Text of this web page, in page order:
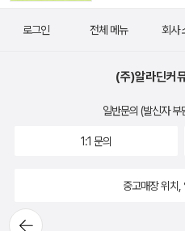
뒤로가
로그인 전체 메뉴 회사
(주)알라딘커
일반문의 (발신자 부
1:1 문의
중고매장 위치,